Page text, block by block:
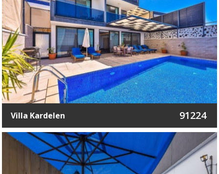
Villa Kardelen 91224